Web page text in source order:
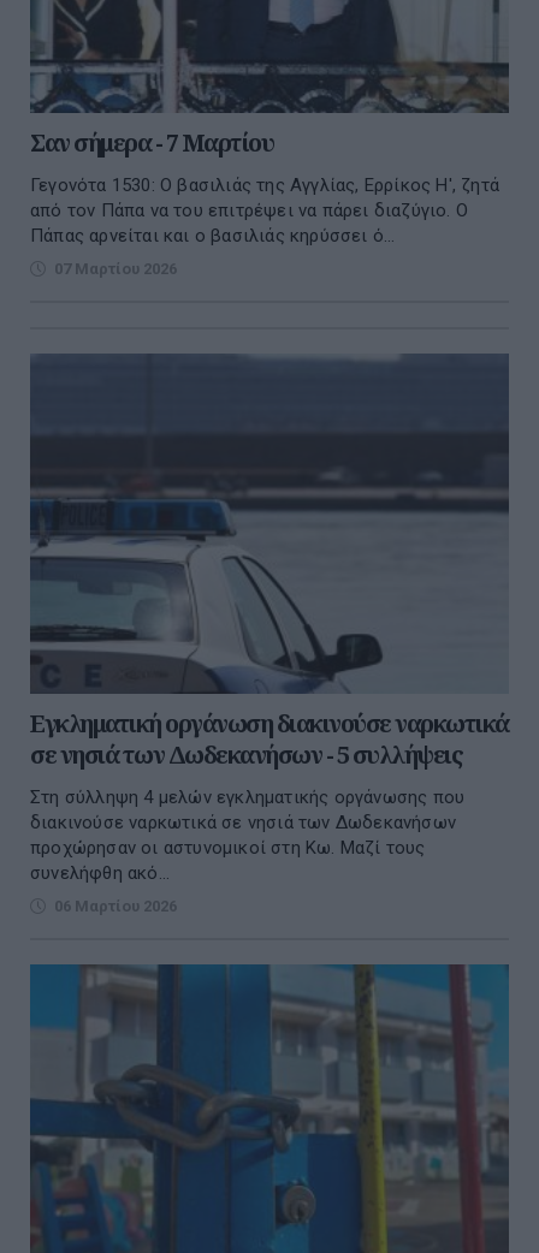
Σαν σήμερα - 7 Μαρτίου
Γεγονότα 1530: Ο βασιλιάς της Αγγλίας, Ερρίκος Η', ζητά
από τον Πάπα να του επιτρέψει να πάρει διαζύγιο. Ο
Πάπας αρνείται και ο βασιλιάς κηρύσσει ό...
07 Μαρτίου 2026
Eγκληματική οργάνωση διακινούσε ναρκωτικά
σε νησιά των Δωδεκανήσων - 5 συλλήψεις
Στη σύλληψη 4 μελών εγκληματικής οργάνωσης που
διακινούσε ναρκωτικά σε νησιά των Δωδεκανήσων
προχώρησαν οι αστυνομικοί στη Κω. Μαζί τους
συνελήφθη ακό...
06 Μαρτίου 2026